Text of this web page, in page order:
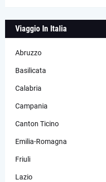
Viaggio In Italia
Abruzzo
Basilicata
Calabria
Campania
Canton Ticino
Emilia-Romagna
Friuli
Lazio